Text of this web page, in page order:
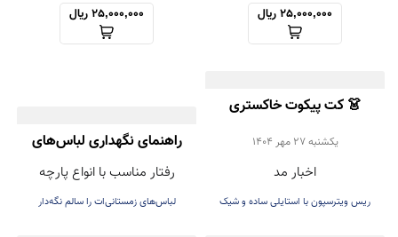
25,000,000 ریال 25,000,000 ریال
👗 کت پیکوت خاکستری
روشن؛ انتخاب شیک Reese
Witherspoon برای پاییز
۲۰۲۵
يكشنبه 27 مهر 1404
اخبار مد
ریس ویترسپون با استایلی ساده و شیک
راهنمای نگهداری لباس‌های
زمستانی (پشمی و بافتنی)
رفتار مناسب با انواع پارچه
لباس‌های زمستانی‌ات را سالم نگه‌دار